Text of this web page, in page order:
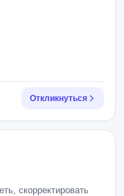
Откликнуться
скорректировать